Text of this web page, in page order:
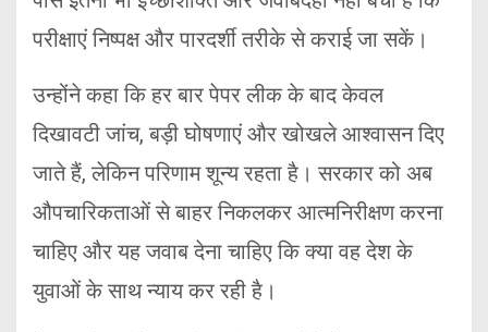
परीक्षाएं निष्पक्ष और पारदर्शी तरीके से कराई जा सकें।
उन्होंने कहा कि हर बार पेपर लीक के बाद केवल
दिखावटी जांच, बड़ी घोषणाएं और खोखले आश्वासन दिए
जाते हैं, लेकिन परिणाम शून्य रहता है। सरकार को अब
औपचारिकताओं से बाहर निकलकर आत्मनिरीक्षण करना
चाहिए और यह जवाब देना चाहिए कि क्या वह देश के
युवाओं के साथ न्याय कर रही है।